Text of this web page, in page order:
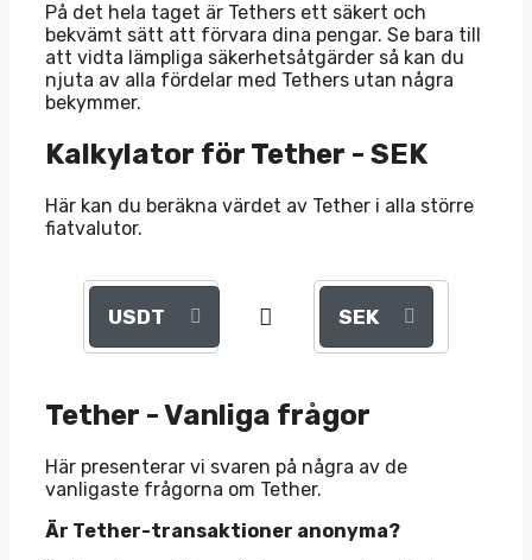
På det hela taget är Tethers ett säkert och
bekvämt sätt att förvara dina pengar. Se bara till
att vidta lämpliga säkerhetsåtgärder så kan du
njuta av alla fördelar med Tethers utan några
bekymmer.
Kalkylator för Tether - SEK
Här kan du beräkna värdet av Tether i alla större
fiatvalutor.
USDT SEK
Tether - Vanliga frågor
Här presenterar vi svaren på några av de
vanligaste frågorna om Tether.
Är Tether-transaktioner anonyma?